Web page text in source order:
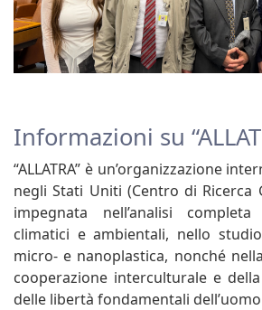
Informazioni su
“ALLATRA” è un’organizzazione
negli Stati Uniti (Centro di Ricerca
impegnata nell’analisi
climatici e ambientali, nello
micro- e nanoplastica, nonché
cooperazione interculturale e
delle libertà fondamentali